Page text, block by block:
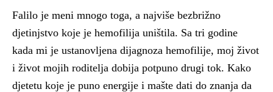
Falilo je meni mnogo toga, a najviše bezbrižno
djetinjstvo koje je hemofilija uništila. Sa tri godine
kada mi je ustanovljena dijagnoza hemofilije, moj život
i život mojih roditelja dobija potpuno drugi tok. Kako
djetetu koje je puno energije i mašte dati do znanja da